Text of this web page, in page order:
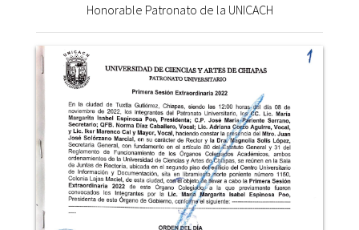
Honorable Patronato de la UNICACH